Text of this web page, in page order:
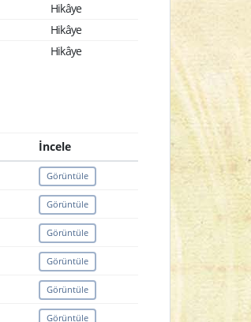
Hikâye
Hikâye
Hikâye
İncele
Görüntüle
Görüntüle
Görüntüle
Görüntüle
Görüntüle
Görüntüle